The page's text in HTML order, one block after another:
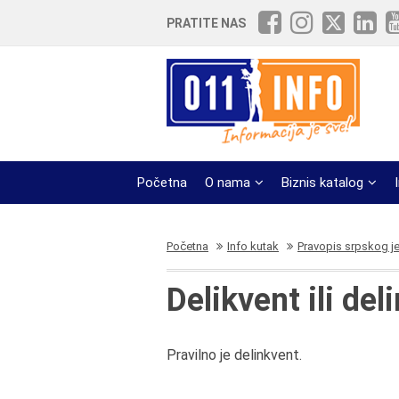
PRATITE NAS
Početna O nama Biznis katalog
Početna Info kutak Pravopis srpskog
Delikvent ili
Pravilno je delinkvent.